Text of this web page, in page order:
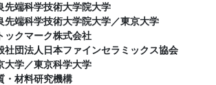
端科学技術大学院大学
科学技術大学院大学／東京大学
マーク株式会社
法人日本ファインセラミックス協会
／東京科学大学
材料研究機構